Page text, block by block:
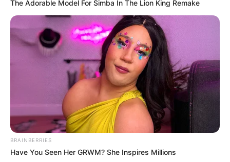
10 Desain Kanopi Tempat
Tidur, Serasa Beristirahat di
The Adorable Model For Simba In The Lion King Remake
BRAINBERRIES
Have You Seen Her GRWM? She Inspires Millions